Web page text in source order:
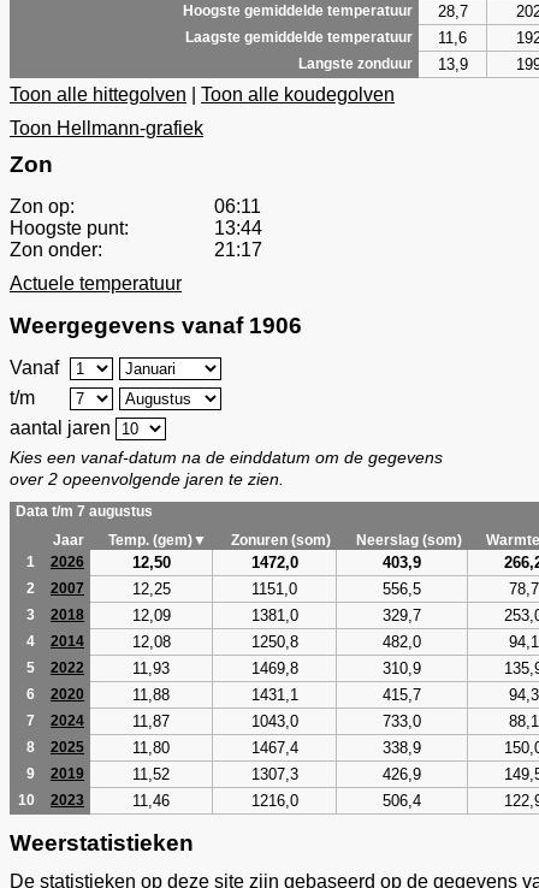
Hoogste gemiddelde temperatuur 28,7
Laagste gemiddelde temperatuur 11,6
Langste zonduur 13,9
Toon alle hittegolven
Toon alle koudegolven
Toon Hellmann-grafiek
Zon
Zon op:
06:11
Hoogste punt:
13:44
Zon onder:
21:17
Actuele temperatuur
Weergegevens vanaf 1906
Vanaf
t/m
aantal jaren
Kies een vanaf-datum na de einddatum om de gegevens
over 2 opeenvolgende jaren te zien.
Data t/m 7 augustus
Jaar
Temp. (gem)▼ Zonuren (som) Neerslag (som)
1
2026 12,50 1472,0 403,9
2 2007 12,25 1151,0 556,5 78,7
3 2018 12,09 1381,0 329,7
4 2014 12,08 1250,8 482,0 94,1
5 2022 11,93 1469,8 310,9
6 2020 11,88 1431,1 415,7 94,3
7 2024 11,87 1043,0 733,0 88,1
8 2025 11,80 1467,4 338,9
9 2019 11,52 1307,3 426,9
10 2023 11,46 1216,0 506,4
Weerstatistieken
De statistieken op deze site zijn gebaseerd op de gegevens